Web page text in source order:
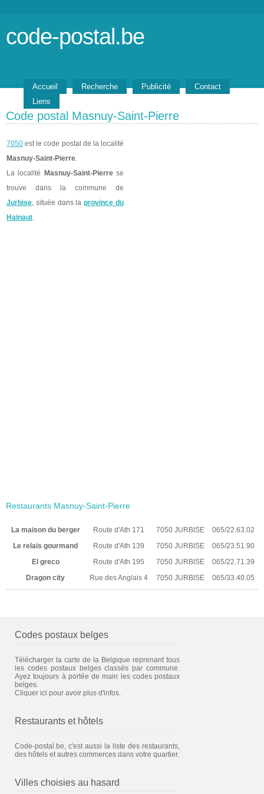
code-postal.be
Accueil Recherche Publicité
Contact
Liens
Code postal Masnuy-Saint-Pierre
7050 est le code postal de la localité
Masnuy-Saint-Pierre.
La localité
Masnuy-Saint-Pierrese
trouve dans la commune de
Jurbise, située dans laprovince du
Hainaut.
Restaurants Masnuy-Saint-Pierre
La maison du berger Route d'Ath 171 7050 JURBISE
065/22.63.02
Le relais gourmand
Route d'Ath 139 7050 JURBISE
065/23.51.90
El greco
Route d'Ath 195 7050 JURBISE
065/22.71.39
Dragon city
Rue des Anglais 4 7050 JURBISE 065/33.40.05
Codes postaux belges
Télécharger la carte de la Belgique reprenant tous
les codes postaux belges classés par commune.
Ayez toujours à portée de main les codes postaux
belges.
Cliquer ici pour avoir plus d'infos.
Restaurants et hôtels
Code-postal.be, c'est aussi la liste des restaurants,
des hôtels et autres commerces dans votre quartier.
Villes choisies au hasard